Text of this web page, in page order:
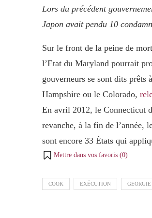
Lors du précédent
Japon avait pendu 10
Sur le front de la peine de
l’Etat du Maryland pourrait
gouverneurs se sont dits prêts
Hampshire ou le Colorado,
En avril 2012, le Connecticut
revanche, à la fin de l’année,
sont encore 33 États qui
Mettre dans vos favoris (0)
COOK EXÉCUTION GEORGIE